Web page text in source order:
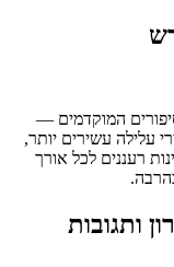
את כל הקטלוג הקודם — כל 55 הסיפורים המוקדמים —
עלילה עשירים יותר,
רעננים לכל אורך
ותגובות